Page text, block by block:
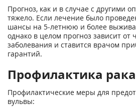
Прогноз, как и в случае с другими
тяжело. Если лечение было
шансы на 5-летнюю и более
однако в целом прогноз зависит от
заболевания и ставится врачом
гарантий.
Профилактика
Профилактические меры для
вульвы: